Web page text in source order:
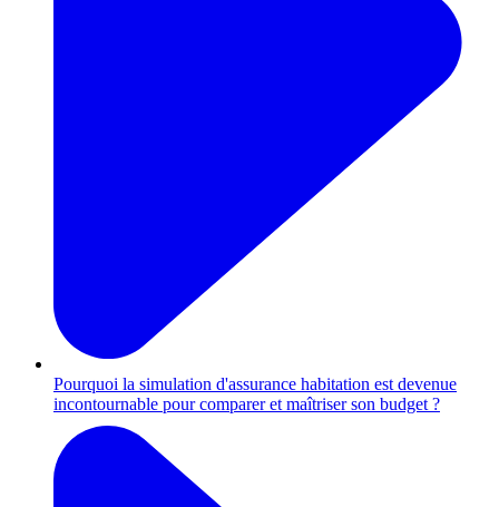
Pourquoi la simulation d'assurance habitation est devenue
incontournable pour comparer et maîtriser son budget ?